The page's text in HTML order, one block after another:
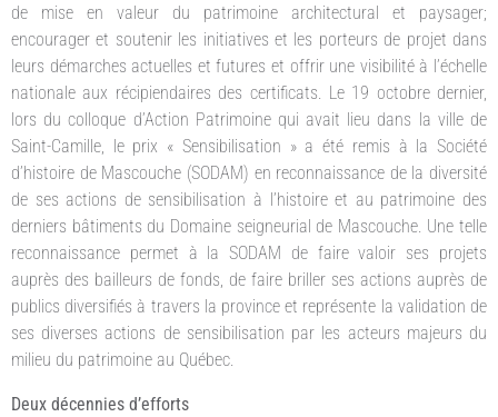
de mise en valeur du patrimoine architectural et paysager;
encourager et soutenir les initiatives et les porteurs de projet dans
leurs démarches actuelles et futures et offrir une visibilité à l’échelle
nationale aux récipiendaires des certificats. Le 19 octobre dernier,
lors du colloque d’Action Patrimoine qui avait lieu dans la ville de
Saint-Camille, le prix « Sensibilisation » a été remis à la Société
d’histoire de Mascouche (SODAM) en reconnaissance de la diversité
de ses actions de sensibilisation à l’histoire et au patrimoine des
derniers bâtiments du Domaine seigneurial de Mascouche. Une telle
reconnaissance permet à la SODAM de faire valoir ses projets
auprès des bailleurs de fonds, de faire briller ses actions auprès de
publics diversifiés à travers la province et représente la validation de
ses diverses actions de sensibilisation par les acteurs majeurs du
milieu du patrimoine au Québec.
Deux décennies d’efforts